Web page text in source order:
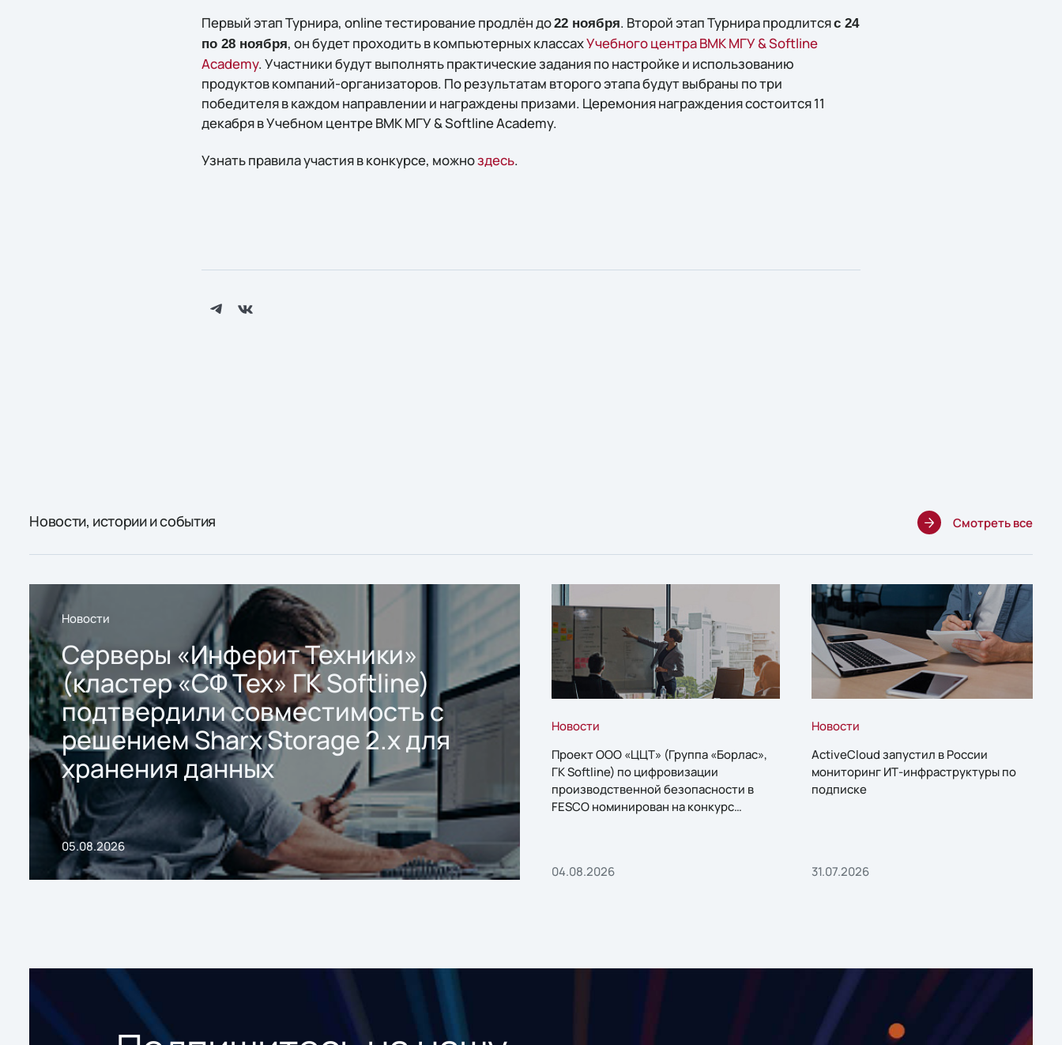
Первый этап Турнира, online тестирование продлён до22 ноября. Второй этап Турнира продлитсяс 24
по 28 ноября, он будет проходить в компьютерных классахУчебного центра ВМК МГУ & Softline
Academy. Участники будут выполнять практические задания по настройке и использованию
продуктов компаний-организаторов. По результатам второго этапа будут выбраны по три
победителя в каждом направлении и награждены призами. Церемония награждения состоится 11
декабря в Учебном центре ВМК МГУ & Softline Academy.
Узнать правила участия в конкурсе, можноздесь.
Новости, истории и события Смотреть все
Новости
Серверы «Инферит Техники»
(кластер «СФ Тех» ГК Softline)
подтвердили совместимость с
решением Sharx Storage 2.x для
хранения данных
05.08.2026
Новости
Проект ООО «ЦЦТ» (Группа «Борлас»,
ГК Softline) по цифровизации
производственной безопасности в
FESCO номинирован на конкурс
04.08.2026
Новости
ActiveCloud запустил в России
мониторинг ИТ-инфраструктуры по
подписке
31.07.2026